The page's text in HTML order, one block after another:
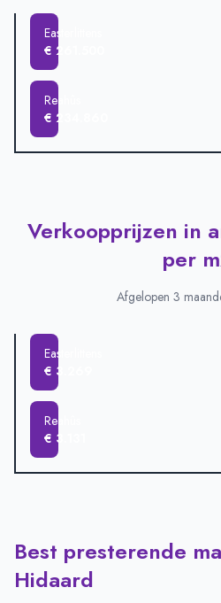
Easterlittens
€ 261.500
Reahûs
€ 234.860
Verkoopprijzen in andere plaatsen
€ 261.500
€ 234.860
Verkoopprijzen in
per
Afgelopen 3
Easterlittens
€ 3.269
Reahûs
€ 3.131
Verkoopprijzen in andere
Plaats
Easterlittens
Best presterende
Hidaard